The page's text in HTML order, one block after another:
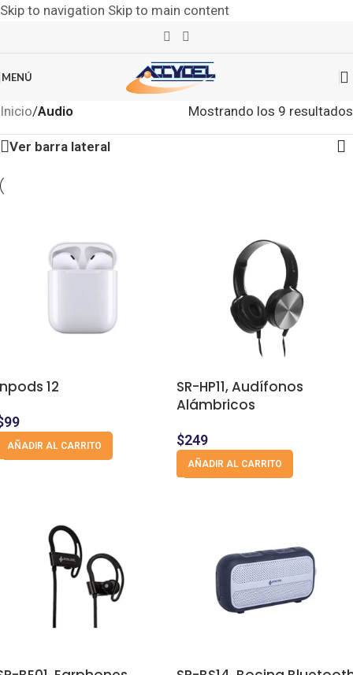
Skip to navigation Skip to main content
MENÚ
Inicio/Audio Mostrando los 9 resultados
Ver barra lateral
12
99
AÑADIR AL CARRITO
SR-HP11, Audífonos
Alámbricos
$249
AÑADIR AL CARRITO